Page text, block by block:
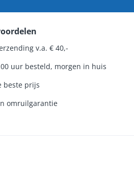
v.a. € 40,-
uur besteld, morgen in huis
beste prijs
omruilgarantie